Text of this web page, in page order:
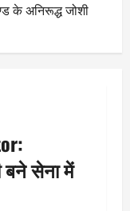
के अनिरूद्ध जोशी
बने सेना में